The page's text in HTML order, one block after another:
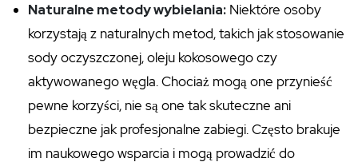
Naturalne metody wybielania: Niektóre osoby
korzystają z naturalnych metod, takich jak stosowanie
sody oczyszczonej, oleju kokosowego czy
aktywowanego węgla. Chociaż mogą one przynieść
pewne korzyści, nie są one tak skuteczne ani
bezpieczne jak profesjonalne zabiegi. Często brakuje
im naukowego wsparcia i mogą prowadzić do